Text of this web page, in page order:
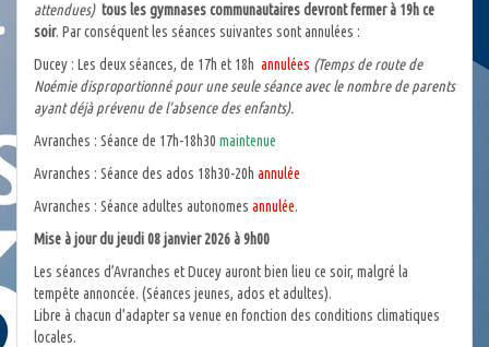
attendues) tous les gymnases communautaires devront fermer à 19h ce
soir. Par conséquent les séances suivantes sont annulées :
Ducey : Les deux séances, de 17h et 18h annulées (Temps de route de
Noémie disproportionné pour une seule séance avec le nombre de parents
ayant déjà prévenu de l’absence des enfants).
Avranches : Séance de 17h-18h30 maintenue
Avranches : Séance des ados 18h30-20h annulée
Avranches : Séance adultes autonomes annulée.
Mise à jour du jeudi 08 janvier 2026 à 9h00
Les séances d’Avranches et Ducey auront bien lieu ce soir, malgré la
tempête annoncée. (Séances jeunes, ados et adultes).
Libre à chacun d’adapter sa venue en fonction des conditions climatiques
locales.